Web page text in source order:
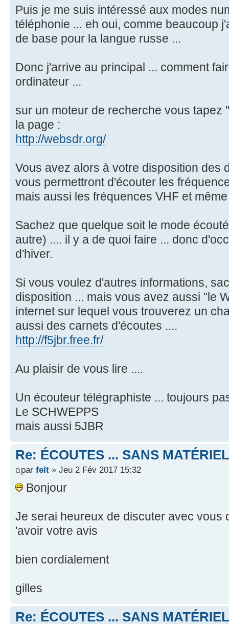
Puis je me suis intéressé aux modes
téléphonie ... eh oui, comme beaucoup
de base pour la langue russe ...
Donc j'arrive au principal ... comment
ordinateur ...
sur un moteur de recherche vous tapez
la page :
http://websdr.org/
Vous avez alors à votre disposition des
vous permettront d'écouter les
mais aussi les fréquences VHF et
Sachez que quelque soit le mode
autre) .... il y a de quoi faire ... donc
d'hiver.
Si vous voulez d'autres informations,
disposition ... mais vous avez aussi "le
internet sur lequel vous trouverez un
aussi des carnets d'écoutes ....
http://f5jbr.free.fr/
Au plaisir de vous lire ....
Un écouteur télégraphiste ... toujours
Le SCHWEPPS
mais aussi 5JBR
Re: ÉCOUTES ... SANS
par felt » Jeu 2 Fév 2017 15:32
Bonjour
Je serai heureux de discuter avec vous
'avoir votre avis
bien cordialement
gilles
Re: ÉCOUTES ... SANS